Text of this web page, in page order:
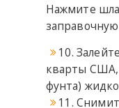
Нажмите
10.
кварты США,
фунта)
11.